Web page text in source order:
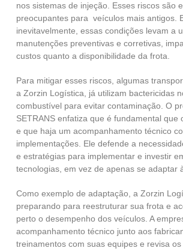
nos sistemas de injeção. Esses riscos são
preocupantes para veículos mais antigos.
inevitavelmente, essas condições levam a
manutenções preventivas e corretivas,
custos quanto a disponibilidade da frota.
Para mitigar esses riscos, algumas
a Zorzin Logística, já utilizam bactericidas
combustível para evitar contaminação. O
SETRANS enfatiza que é fundamental que
e que haja um acompanhamento técnico
implementações. Ele defende a
e estratégias para implementar e investir
tecnologias, em vez de apenas se adaptar
Como exemplo de adaptação, a Zorzin
preparando para reestruturar sua frota e
perto o desempenho dos veículos. A
acompanhamento técnico junto aos
treinamentos com suas equipes e revisa